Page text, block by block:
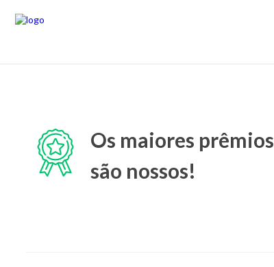
Os maiores prêmios
são nossos!